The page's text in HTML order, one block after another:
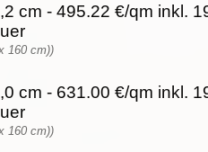
cm - 495.22 €/qm inkl.
160 cm))
cm - 631.00 €/qm inkl.
160 cm))